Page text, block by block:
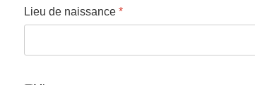
Lieu de naissance*